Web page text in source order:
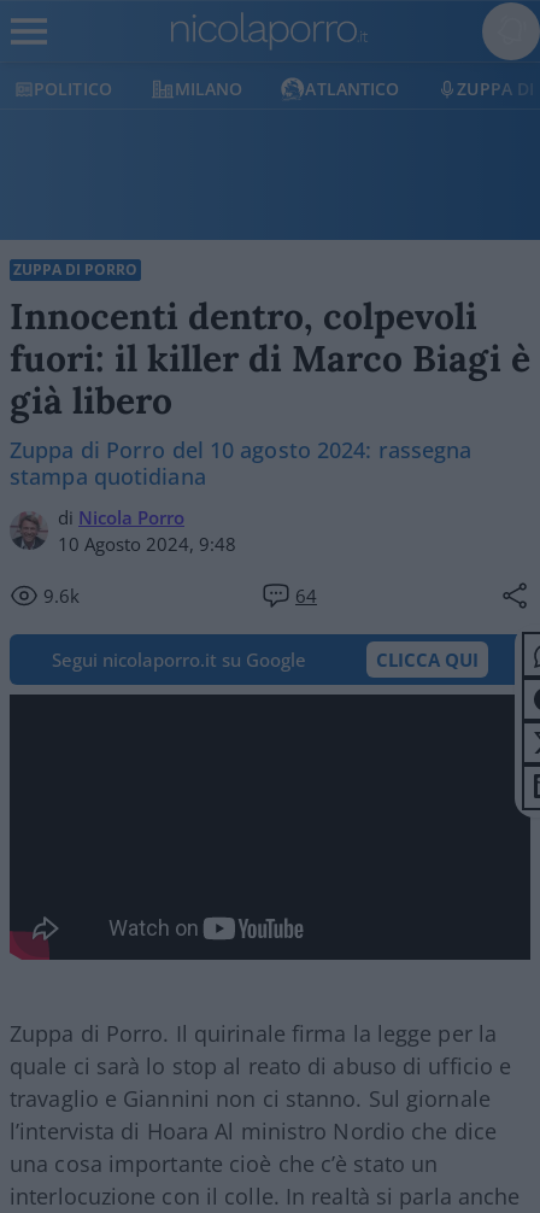
MILANO ATLANTICO ZUPPA DI PORRO
ZUPPA DI PORRO
Innocenti dentro, colpevoli
fuori: il killer di Marco Biagi è
già libero
Zuppa di Porro del 10 agosto 2024: rassegna
stampa quotidiana
di Nicola Porro
10 Agosto 2024, 9:48
9.6k 64
Segui nicolaporro.it su Google CLICCA QUI
Zuppa di Porro. Il quirinale firma la legge per la
quale ci sarà lo stop al reato di abuso di ufficio e
travaglio e Giannini non ci stanno. Sul giornale
l’intervista di Hoara Al ministro Nordio che dice
una cosa importante cioè che c’è stato un
interlocuzione con il colle. In realtà si parla anche